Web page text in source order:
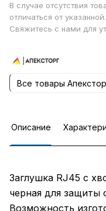
В случае отсутствия
отличаться от указанной.
Свяжитесь с нами для
Все товары
Описание
Заглушка RJ45 с
черная для защиты
Возможность